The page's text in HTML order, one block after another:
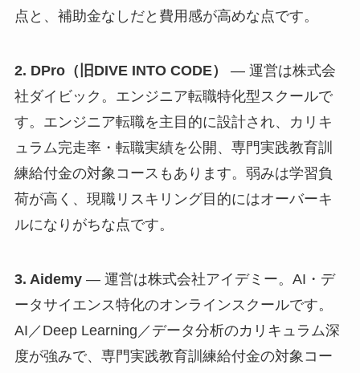
点と、補助金なしだと費用感が高めな点です。
2. DPro（旧DIVE INTO CODE）
— 運営は株式会
社ダイビック。エンジニア転職特化型スクールで
す。エンジニア転職を主目的に設計され、カリキ
ュラム完走率・転職実績を公開、専門実践教育訓
練給付金の対象コースもあります。弱みは学習負
荷が高く、現職リスキリング目的にはオーバーキ
ルになりがちな点です。
3. Aidemy— 運営は株式会社アイデミー。AI・デ
ータサイエンス特化のオンラインスクールです。
AI／Deep Learning／データ分析のカリキュラム深
度が強みで、専門実践教育訓練給付金の対象コー